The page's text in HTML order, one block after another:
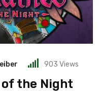
903 Views
the Night